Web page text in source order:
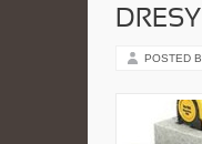
POSTED